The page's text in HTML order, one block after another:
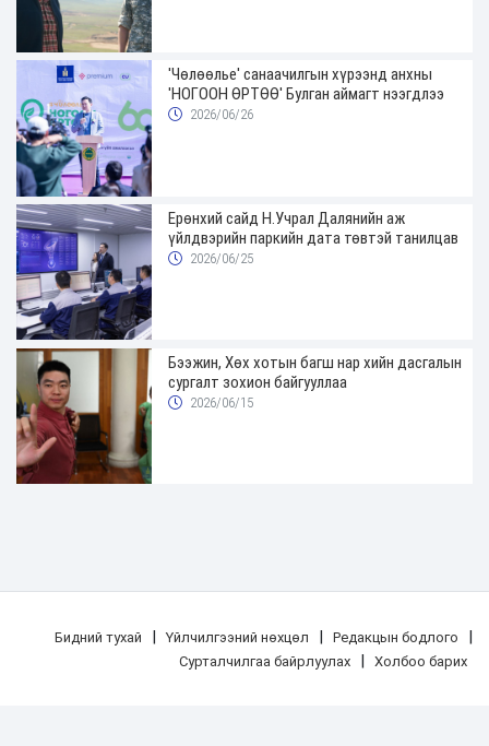
'Чөлөөлье' санаачилгын хүрээнд анхны
'НОГООН ӨРТӨӨ' Булган аймагт нээгдлээ
2026/06/26
Ерөнхий сайд Н.Учрал Далянийн аж
үйлдвэрийн паркийн дата төвтэй танилцав
2026/06/25
Бээжин, Хөх хотын багш нар хийн дасгалын
сургалт зохион байгууллаа
2026/06/15
Бидний тухай | Үйлчилгээний нөхцөл | Редакцын бодлого |
Сурталчилгаа байрлуулах | Холбоо барих